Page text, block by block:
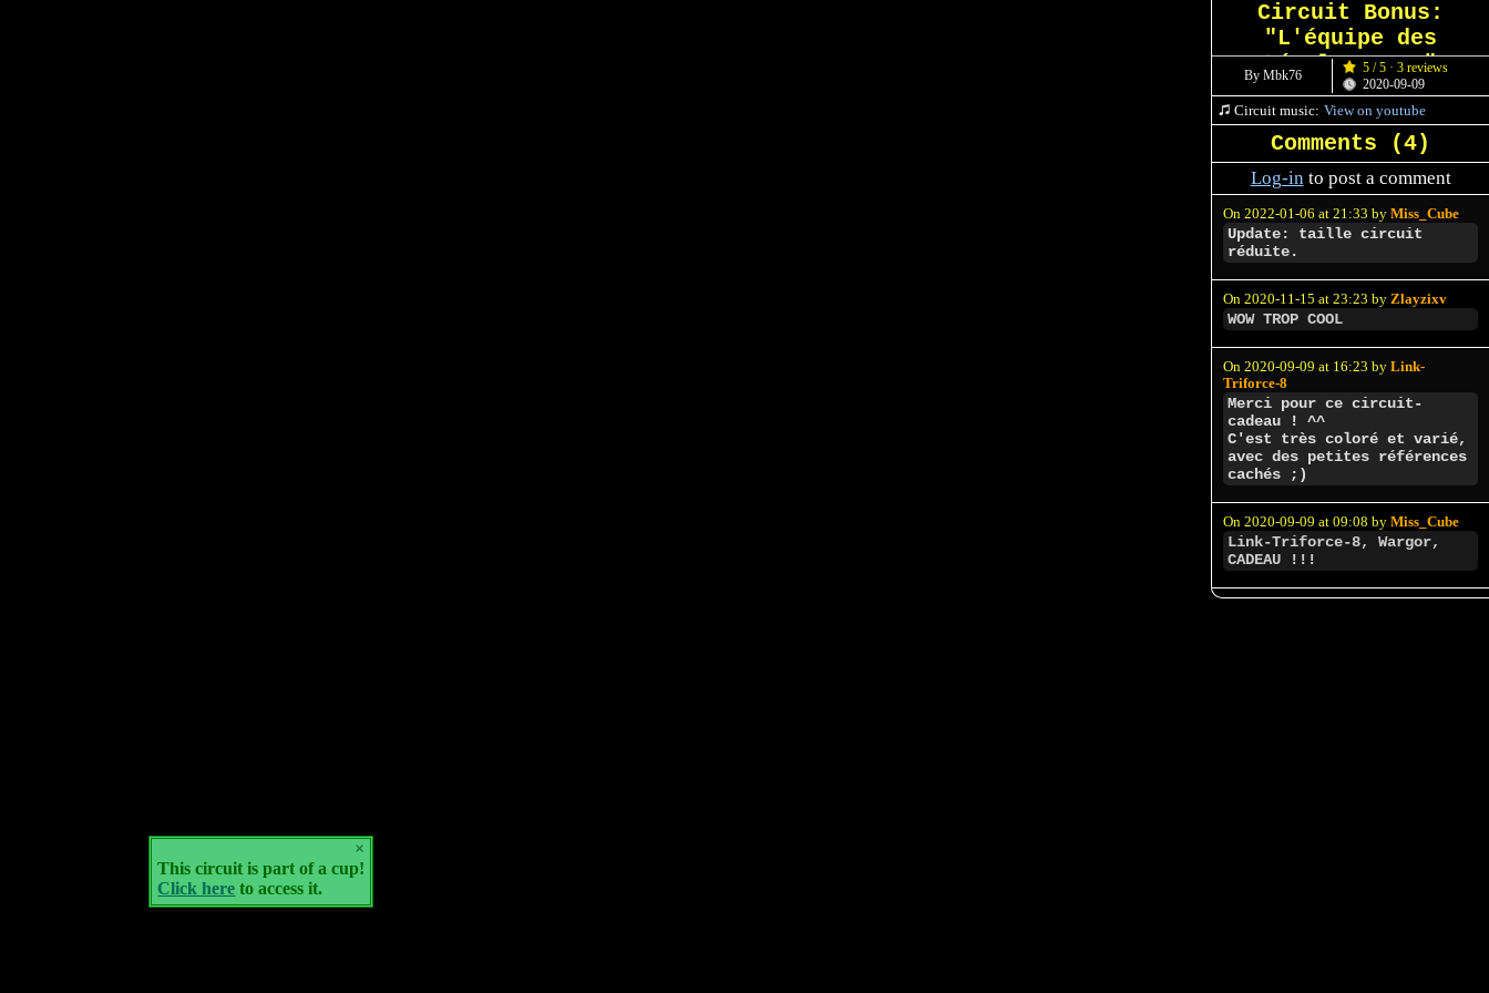
×
This circuit is part of a cup!
Click here to access it.
Circuit Bonus:
"L'équipe des
Développeurs"
By Mbk76
5 / 5 · 3 reviews
2020-09-09
Circuit music: View on youtube
Comments (4)
Log-into post a comment
On 2022-01-06 at 21:33 by Miss_Cube
Update: taille circuit
réduite.
On 2020-11-15 at 23:23 by Zlayzixv
WOW TROP COOL
On 2020-09-09 at 16:23 by Link-
Triforce-8
Merci pour ce circuit-
cadeau ! ^^
C'est très coloré et varié,
avec des petites références
cachés ;)
On 2020-09-09 at 09:08 by Miss_Cube
Link-Triforce-8, Wargor,
CADEAU !!!